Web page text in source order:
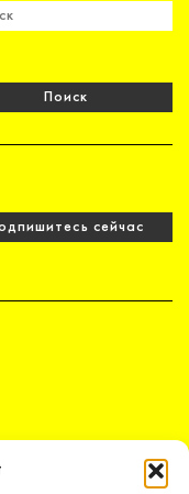
Поиск
сейчас